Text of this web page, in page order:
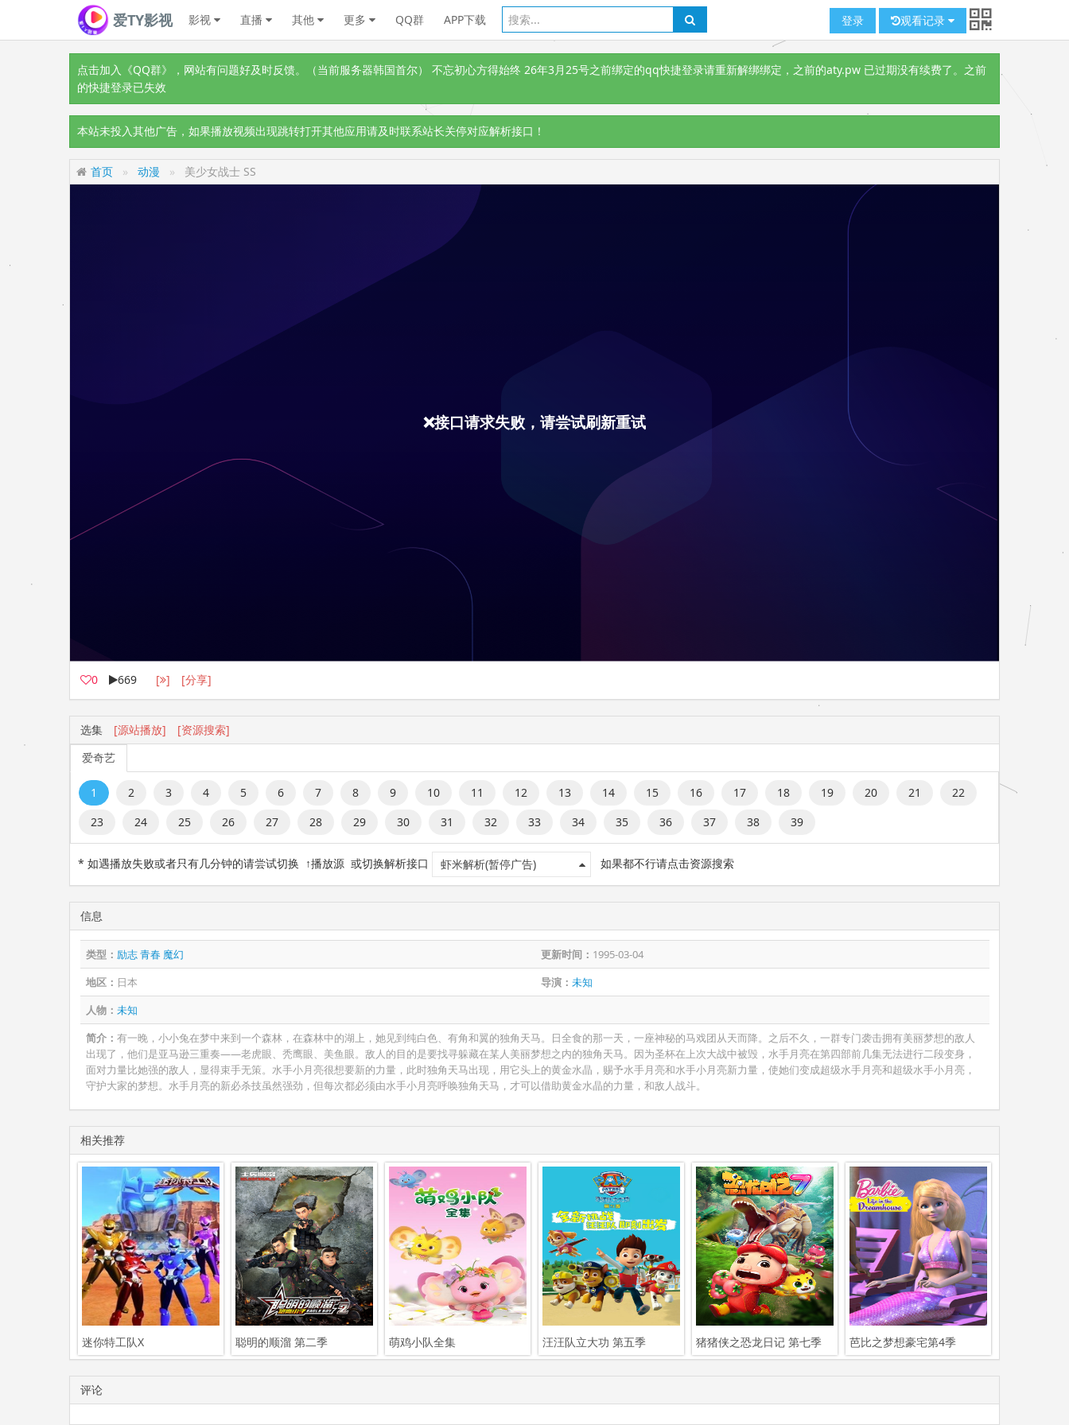
爱TY影视 影视 直播 其他 更多 QQ群 APP下载 登录 观看记录
点击加入《QQ群》
，网站有问题好及时反馈。（当前服务器韩国首尔） 不忘初心方得始终 26年3月25号之前绑定的qq快捷登录请重新解绑绑定，之前的aty.pw 已过期没有续费了。之前
的快捷登录已失效
本站未投入其他广告，如果播放视频出现跳转打开其他应用请及时联系站长关停对应解析接口！
首页 动漫 美少女战士 SS
0 669 [ ] [分享]
选集 [源站播放]
[资源搜索]
爱奇艺
1 2 3 4 5 6 7 8 9 10 11 12 13 14 15 16 17 18 19 20 21
22
23
24 25 26 27 28 29 30 31 32 33 34 35 36 37 38 39
* 如遇播放失败或者只有几分钟的请尝试切换 ↑播放源 或切换解析接口 虾米解析(暂停广告) 如果都不行请点击资源搜索
信息
类型： 励志青春 魔幻 更新时间： 1995-03-04
地区： 日本 导演： 未知
人物： 未知
简介： 有一晚，小小兔在梦中来到一个森林，在森林中的湖上，她见到纯白色、有角和翼的独角天马。日全食的那一天，一座神秘的马戏团从天而降。之后不久，一群专门袭击拥有美丽梦想的敌人
出现了，他们是亚马逊三重奏——老虎眼、秃鹰眼、美鱼眼。敌人的目的是要找寻躲藏在某人美丽梦想之内的独角天马。因为圣杯在上次大战中被毁，水手月亮在第四部前几集无法进行二段变身，
面对力量比她强的敌人，显得束手无策。水手小月亮很想要新的力量，此时独角天马出现，用它头上的黄金水晶，赐予水手月亮和水手小月亮新力量，使她们变成超级水手月亮和超级水手小月亮，
守护大家的梦想。水手月亮的新必杀技虽然强劲，但每次都必须由水手小月亮呼唤独角天马，才可以借助黄金水晶的力量，和敌人战斗。
相关推荐
迷你特工队X 聪明的顺溜 第二季 萌鸡小队全集 汪汪队立大功 第五季 猪猪侠之恐龙日记 第七季 芭比之梦想豪宅第4季
评论